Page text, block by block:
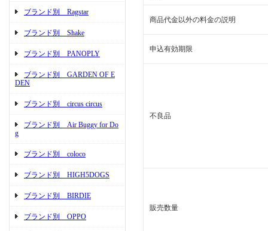
ブランド別 Ragstar
ブランド別 Shake
ブランド別 PANOPLY
ブランド別 GARDEN OF E
DEN
ブランド別 circus circus
ブランド別 Air Buggy for Do
g
ブランド別 coloco
ブランド別 HIGH5DOGS
ブランド別 BIRDIE
ブランド別 OPPO
商品代金以外の料金の説明
申込有効期限
不良品
販売数量